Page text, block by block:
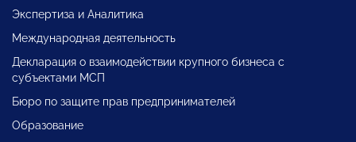
Экспертиза и Аналитика
Международная деятельность
Декларация о взаимодействии крупного бизнеса с
субъектами МСП
Бюро по защите прав предпринимателей
Образование